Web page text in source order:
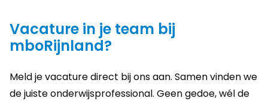
Vacature in je team bij
mboRijnland?
Meld je vacature direct bij ons aan. Samen vinden we
de juiste onderwijsprofessional. Geen gedoe, wél de